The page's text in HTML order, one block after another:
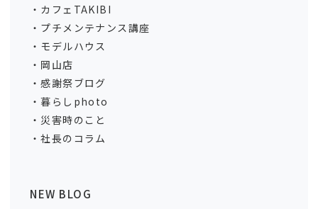
カフェTAKIBI
プチメンテナンス講座
モデルハウス
岡山店
感謝祭ブログ
暮らしphoto
災害時のこと
社長のコラム
NEW BLOG